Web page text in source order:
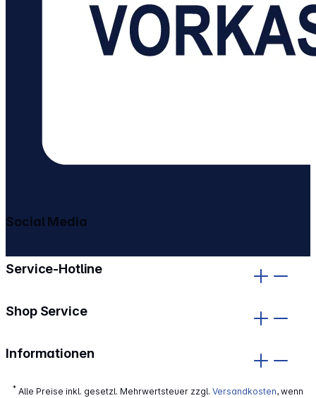
Service-Hotline
Shop Service
Informationen
Social Media
* Alle Preise inkl. gesetzl. Mehrwertsteuer zzgl. Versandkosten, wenn